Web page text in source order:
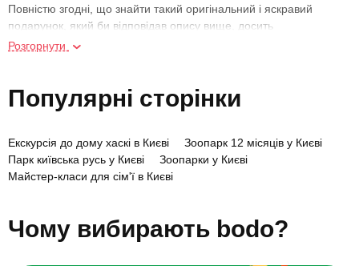
Повністю згодні, що знайти такий оригінальний і яскравий
подарунок, який би відповідав опису вище, досить
проблематично. Та й не завжди є стільки вільного часу, щоб
кількість варіантів, рекомендуємо звернути увагу на
подарунковий сертифікат на похід в контактний зоопарк у Києві,
Подарунковий сертифікат на
Ніяк не можете вигадати, що можна подарувати для компанії,
щоб весело провести час і отримати масу позитивних емоцій?
Розгорнути
Популярні сторінки
Екскурсія до дому хаскі в Києві
Зоопарк 12 місяців у Києві
Парк київська русь у Києві
Зоопарки у Києві
Майстер-класи для сім'ї в Києві
Чому вибирають bodo?